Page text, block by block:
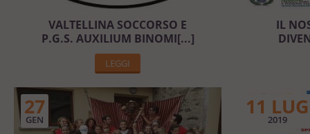
VALTELLINA SOCCORSO E
P.G.S. AUXILIUM BINOMI[...]
LEGGI
IL
27
GEN
11 LUG
2019